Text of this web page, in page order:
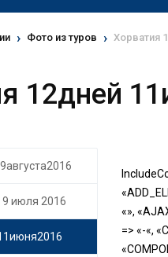
› Фото из туров › Хорватия
12дней
июля 2016
«»,
=> «-«,